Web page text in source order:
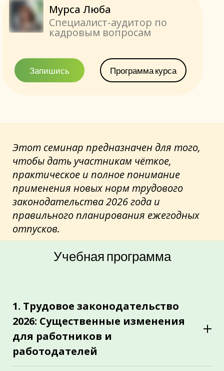
Запишись Программа курса
Мурса Люба
Специалист-аудитор по
кадровым вопросам
Этот семинар предназначен для того,
чтобы дать участникам чёткое,
практическое и полное понимание
применения новых норм трудового
законодательства 2026 года и
правильного планирования ежегодных
отпусков.
Учебная программа
1. Трудовое законодательство
2026: Существенные изменения
для работников и
работодателей
Новые требования к индивидуальному трудовому